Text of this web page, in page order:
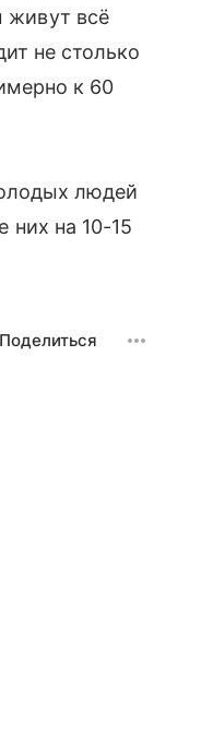
всё
не столько
к 60
людей
них на 10-15
Поделиться